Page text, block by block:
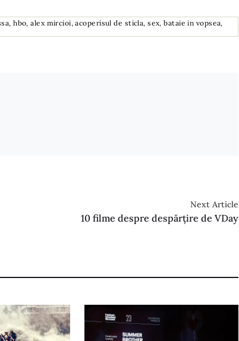
hbo, alex mircioi, acoperisul de sticla, sex, bataie in vopsea,
Next Article
10 filme despre despărțire de VDay